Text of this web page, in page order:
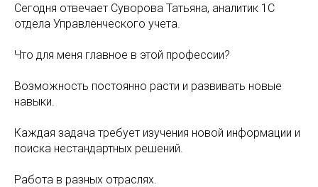
Сегодня отвечает Суворова Татьяна, аналитик 1С
отдела Управленческого учета.
Что для меня главное в этой профессии?
Возможность постоянно расти и развивать новые
навыки.
Каждая задача требует изучения новой информации и
поиска нестандартных решений.
Работа в разных отраслях.